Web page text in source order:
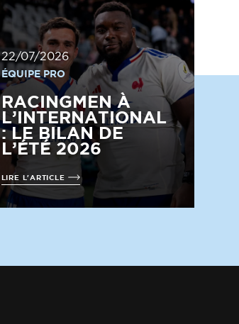
22/07/2026
ÉQUIPE PRO
RACINGMEN À
L’INTERNATIONAL
: LE BILAN DE
L’ÉTÉ 2026
LIRE L'ARTICLE